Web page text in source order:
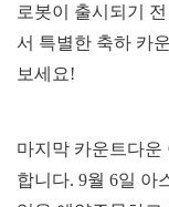
로봇이 출시되기 전
서 특별한 축하 카
보세요!
마지막 카운트다운
합니다. 9월 6일 아